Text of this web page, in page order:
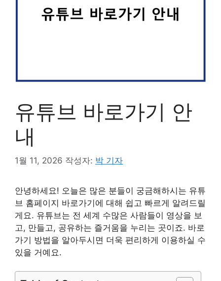
유튜브 바로가기 안
내
1월 11, 2026 작성자: 박 기자
안녕하세요! 오늘은 많은 분들이 궁금해하시는 유튜
브 홈페이지 바로가기에 대해 쉽고 빠르게 알려드릴
게요. 유튜브는 전 세계 수많은 사람들이 영상을 보
고, 만들고, 공유하는 즐거움을 누리는 곳이죠. 바로
가기 방법을 알아두시면 더욱 편리하게 이용하실 수
있을 거예요.